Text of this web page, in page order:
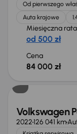
Od pierwszego
Auta krajowe
Miesięczna rata
od 500 zł
Cena
84 000 zł
Volkswagen
2022126 041 km